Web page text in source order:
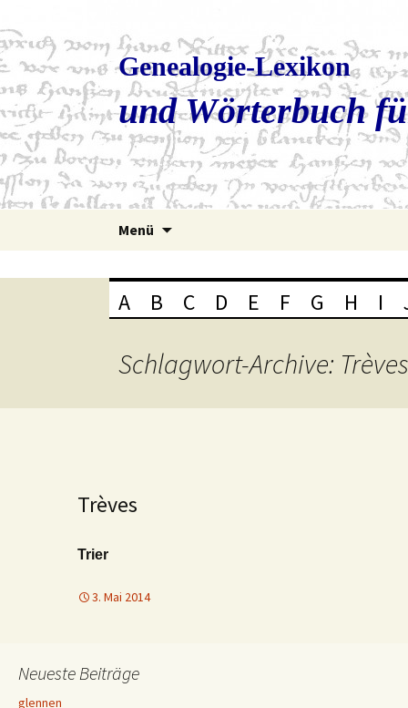
Genealogie-Lexikon
und Wörterbuch
Menü
A B C D E F G H I
Schlagwort-Archive: Trèves
Trèves
Trier
3. Mai 2014
Neueste Beiträge
glennen